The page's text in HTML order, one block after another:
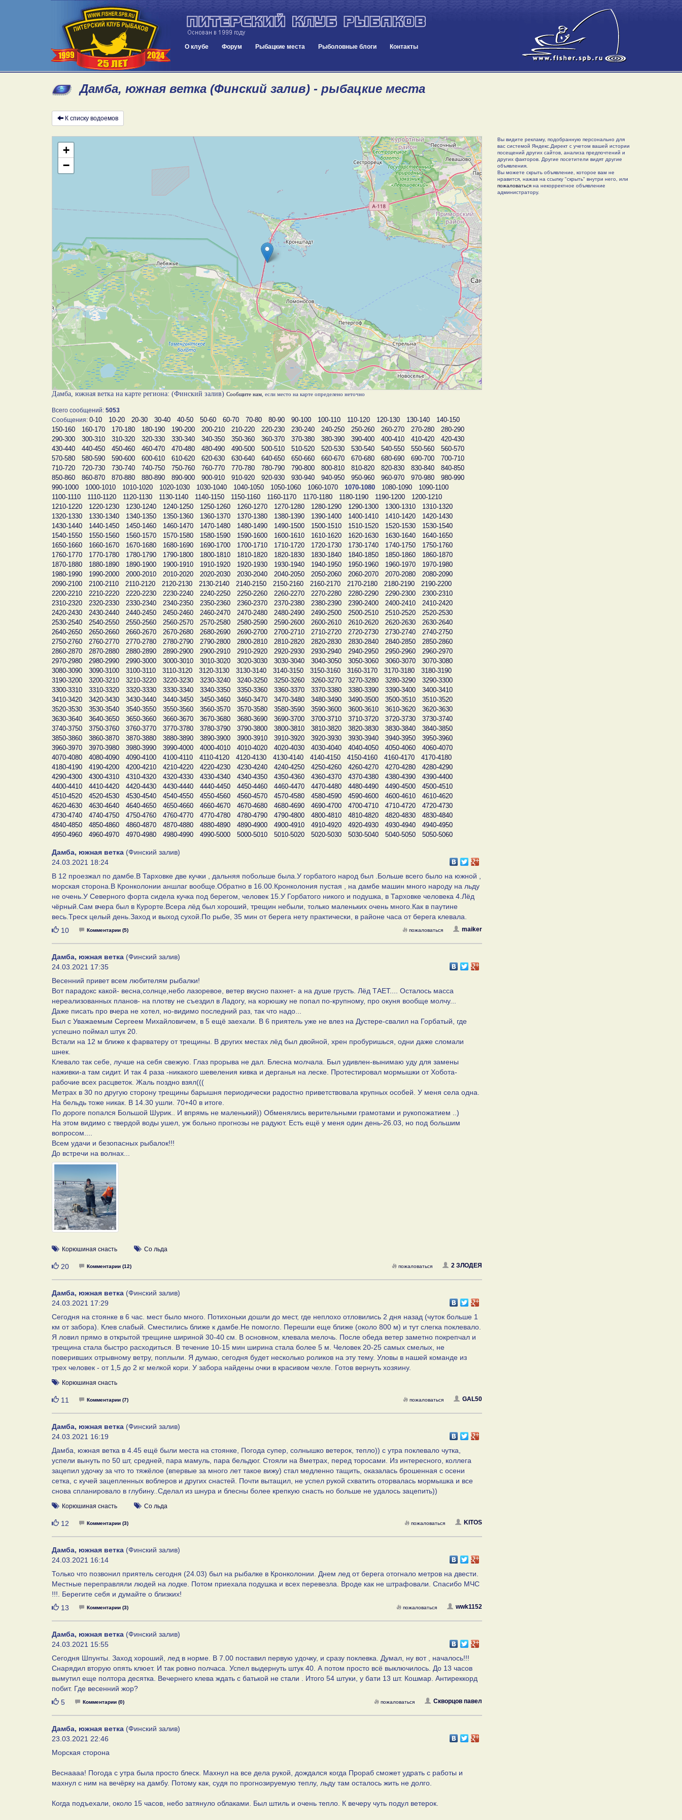
О клубе Форум Рыбацкие места Рыболовные блоги Контакты
Дамба, южная ветка (Финский залив) - рыбацкие места
К списку водоемов
+
−
Дамба, южная ветка на карте региона: (Финский залив) Сообщите нам , если место на карте определено неточно
Всего сообщений: 5053
Сообщения: 0-10 10-20 20-30 30-40 40-50 50-60 60-70 70-80 80-90 90-100 100-110 110-120 120-130 130-140
140-150
150-160
160-170 170-180 180-190 190-200 200-210 210-220 220-230 230-240 240-250 250-260 260-270 270-280
280-290
290-300
300-310 310-320 320-330 330-340 340-350 350-360 360-370 370-380 380-390 390-400 400-410 410-420
420-430
430-440
440-450 450-460 460-470 470-480 480-490 490-500 500-510 510-520 520-530 530-540 540-550 550-560
560-570
570-580
580-590 590-600 600-610 610-620 620-630 630-640 640-650 650-660 660-670 670-680 680-690 690-700
700-710
710-720
720-730 730-740 740-750 750-760 760-770 770-780 780-790 790-800 800-810 810-820 820-830 830-840
840-850
850-860
860-870 870-880 880-890 890-900 900-910 910-920 920-930 930-940 940-950 950-960 960-970 970-980
980-990
990-1000
1000-1010 1010-1020 1020-1030 1030-1040 1040-1050 1050-1060 1060-1070 1070-1080 1080-1090
1090-1100
1100-1110
1110-1120 1120-1130 1130-1140 1140-1150 1150-1160 1160-1170 1170-1180 1180-1190 1190-1200
1200-1210
1210-1220
1220-1230 1230-1240 1240-1250 1250-1260 1260-1270 1270-1280 1280-1290 1290-1300 1300-1310
1310-1320
1320-1330
1330-1340 1340-1350 1350-1360 1360-1370 1370-1380 1380-1390 1390-1400 1400-1410 1410-1420
1420-1430
1430-1440
1440-1450 1450-1460 1460-1470 1470-1480 1480-1490 1490-1500 1500-1510 1510-1520 1520-1530
1530-1540
1540-1550
1550-1560 1560-1570 1570-1580 1580-1590 1590-1600 1600-1610 1610-1620 1620-1630 1630-1640
1640-1650
1650-1660
1660-1670 1670-1680 1680-1690 1690-1700 1700-1710 1710-1720 1720-1730 1730-1740 1740-1750
1750-1760
1760-1770
1770-1780 1780-1790 1790-1800 1800-1810 1810-1820 1820-1830 1830-1840 1840-1850 1850-1860
1860-1870
1870-1880
1880-1890 1890-1900 1900-1910 1910-1920 1920-1930 1930-1940 1940-1950 1950-1960 1960-1970
1970-1980
1980-1990
1990-2000 2000-2010 2010-2020 2020-2030 2030-2040 2040-2050 2050-2060 2060-2070 2070-2080
2080-2090
2090-2100
2100-2110 2110-2120 2120-2130 2130-2140 2140-2150 2150-2160 2160-2170 2170-2180 2180-2190
2190-2200
2200-2210
2210-2220 2220-2230 2230-2240 2240-2250 2250-2260 2260-2270 2270-2280 2280-2290 2290-2300
2300-2310
2310-2320
2320-2330 2330-2340 2340-2350 2350-2360 2360-2370 2370-2380 2380-2390 2390-2400 2400-2410
2410-2420
2420-2430
2430-2440 2440-2450 2450-2460 2460-2470 2470-2480 2480-2490 2490-2500 2500-2510 2510-2520
2520-2530
2530-2540
2540-2550 2550-2560 2560-2570 2570-2580 2580-2590 2590-2600 2600-2610 2610-2620 2620-2630
2630-2640
2640-2650
2650-2660 2660-2670 2670-2680 2680-2690 2690-2700 2700-2710 2710-2720 2720-2730 2730-2740
2740-2750
2750-2760
2760-2770 2770-2780 2780-2790 2790-2800 2800-2810 2810-2820 2820-2830 2830-2840 2840-2850
2850-2860
2860-2870
2870-2880 2880-2890 2890-2900 2900-2910 2910-2920 2920-2930 2930-2940 2940-2950 2950-2960
2960-2970
2970-2980
2980-2990 2990-3000 3000-3010 3010-3020 3020-3030 3030-3040 3040-3050 3050-3060 3060-3070
3070-3080
3080-3090
3090-3100 3100-3110 3110-3120 3120-3130 3130-3140 3140-3150 3150-3160 3160-3170 3170-3180
3180-3190
3190-3200
3200-3210 3210-3220 3220-3230 3230-3240 3240-3250 3250-3260 3260-3270 3270-3280 3280-3290
3290-3300
3300-3310
3310-3320 3320-3330 3330-3340 3340-3350 3350-3360 3360-3370 3370-3380 3380-3390 3390-3400
3400-3410
3410-3420
3420-3430 3430-3440 3440-3450 3450-3460 3460-3470 3470-3480 3480-3490 3490-3500 3500-3510
3510-3520
3520-3530
3530-3540 3540-3550 3550-3560 3560-3570 3570-3580 3580-3590 3590-3600 3600-3610 3610-3620
3620-3630
3630-3640
3640-3650 3650-3660 3660-3670 3670-3680 3680-3690 3690-3700 3700-3710 3710-3720 3720-3730
3730-3740
3740-3750
3750-3760 3760-3770 3770-3780 3780-3790 3790-3800 3800-3810 3810-3820 3820-3830 3830-3840
3840-3850
3850-3860
3860-3870 3870-3880 3880-3890 3890-3900 3900-3910 3910-3920 3920-3930 3930-3940 3940-3950
3950-3960
3960-3970
3970-3980 3980-3990 3990-4000 4000-4010 4010-4020 4020-4030 4030-4040 4040-4050 4050-4060
4060-4070
4070-4080
4080-4090 4090-4100 4100-4110 4110-4120 4120-4130 4130-4140 4140-4150 4150-4160 4160-4170
4170-4180
4180-4190
4190-4200 4200-4210 4210-4220 4220-4230 4230-4240 4240-4250 4250-4260 4260-4270 4270-4280
4280-4290
4290-4300
4300-4310 4310-4320 4320-4330 4330-4340 4340-4350 4350-4360 4360-4370 4370-4380 4380-4390
4390-4400
4400-4410
4410-4420 4420-4430 4430-4440 4440-4450 4450-4460 4460-4470 4470-4480 4480-4490 4490-4500
4500-4510
4510-4520
4520-4530 4530-4540 4540-4550 4550-4560 4560-4570 4570-4580 4580-4590 4590-4600 4600-4610
4610-4620
4620-4630
4630-4640 4640-4650 4650-4660 4660-4670 4670-4680 4680-4690 4690-4700 4700-4710 4710-4720
4720-4730
4730-4740
4740-4750 4750-4760 4760-4770 4770-4780 4780-4790 4790-4800 4800-4810 4810-4820 4820-4830
4830-4840
4840-4850
4850-4860 4860-4870 4870-4880 4880-4890 4890-4900 4900-4910 4910-4920 4920-4930 4930-4940
4940-4950
4950-4960
4960-4970 4970-4980 4980-4990 4990-5000 5000-5010 5010-5020 5020-5030 5030-5040 5040-5050 5050-5060
Дамба, южная ветка (Финский залив)
24.03.2021 18:24
В 12 проезжал по дамбе.В Тарховке две кучки , дальняя побольше была.У горбатого народ был .Больше всего было на южной ,
морская сторона.В Кронколонии аншлаг вообще.Обратно в 16.00.Кронколония пустая , на дамбе машин много народу на льду
не очень.У Северного форта сидела кучка под берегом, человек 15.У Горбатого никого и подушка, в Тарховке человека 4.Лёд
чёрный.Сам вчера был в Курорте.Всера лёд был хороший, трещин небыли, только маленьких очень много.Как в паутине
весь.Треск целый день.Заход и выход сухой.По рыбе, 35 мин от берега нету практически, в районе часа от берега клевала.
Нравится
10 Комментарии (5) maiker
пожаловаться
Дамба, южная ветка (Финский залив)
24.03.2021 17:35
Весенний привет всем любителям рыбалки!
Вот парадокс какой- весна,солнце,небо лазоревое, ветер вкусно пахнет- а на душе грусть. Лёд ТАЕТ.... Осталось масса
нереализованных планов- на плотву не съездил в Ладогу, на корюшку не попал по-крупному, про окуня вообще молчу...
Даже писать про вчера не хотел, но-видимо последний раз, так что надо...
Был с Уважаемым Сергеем Михайловичем, в 5 ещё заехали. В 6 приятель уже не влез на Дустере-свалил на Горбатый, где
успешно поймал штук 20.
Встали на 12 м ближе к фарватеру от трещины. В других местах лёд был двойной, хрен пробуришься, одни даже сломали
шнек.
Клевало так себе, лучше на себя свежую. Глаз прорыва не дал. Блесна молчала. Был удивлен-вынимаю уду для замены
наживки-а там сидит. И так 4 раза -никакого шевеления кивка и дерганья на леске. Протестировал мормышки от Хобота-
рабочие всех расцветок. Жаль поздно взял(((
Метрах в 30 по другую сторону трещины барышня периодически радостно приветствовала крупных особей. У меня села одна.
На бельдь тоже никак. В 14.30 ушли. 70+40 в итоге.
По дороге попался Большой Шурик.. И впрямь не маленький)) Обменялись верительными грамотами и рукопожатием ..)
На этом видимо с твердой воды ушел, уж больно прогнозы не радуют. Есть ещё у меня один день-26.03, но под большим
вопросом....
Всем удачи и безопасных рыбалок!!!
До встречи на волнах...
Корюшиная снасть Со льда
Нравится
20 Комментарии (12) 2 ЗЛОДЕЯ
пожаловаться
Дамба, южная ветка (Финский залив)
24.03.2021 17:29
Сегодня на стоянке в 6 час. мест было много. Потихоньки дошли до мест, где неплохо отловились 2 дня назад (чуток больше 1
км от забора). Клев слабый. Сместились ближе к дамбе.Не помогло. Перешли еще ближе (около 800 м) и тут слегка поклевало.
Я ловил прямо в открытой трещине шириной 30-40 см. В основном, клевала мелочь. После обеда ветер заметно покрепчал и
трещина стала быстро расходиться. В течение 10-15 мин ширина стала более 5 м. Человек 20-25 самых смелых, не
поверивших отрывному ветру, поплыли. Я думаю, сегодня будет несколько роликов на эту тему. Уловы в нашей команде из
трех человек - от 1,5 до 2 кг мелкой кори. У забора найдены очки в красивом чехле. Готов вернуть хозяину.
Корюшиная снасть
Нравится
11 Комментарии (7) GAL50
пожаловаться
Дамба, южная ветка (Финский залив)
24.03.2021 16:19
Дамба, южная ветка в 4.45 ещё были места на стоянке, Погода супер, солнышко ветерок, тепло)) с утра поклевало чутка,
успели вынуть по 50 шт, средней, пара мамуль, пара бельдюг. Стояли на 8метрах, перед торосами. Из интересного, коллега
зацепил удочку за что то тяжёлое (впервые за много лет такое вижу) стал медленно тащить, оказалась брошенная с осени
сетка, с кучей зацепленных воблеров и других снастей. Почти вытащил, не успел рукой схватить оторвалась мормышка и все
снова спланировало в глубину..Сделал из шнура и блесны более крепкую снасть но больше не удалось зацепить))
Корюшиная снасть Со льда
Нравится
12 Комментарии (3) KITOS
пожаловаться
Дамба, южная ветка (Финский залив)
24.03.2021 16:14
Только что позвонил приятель сегодня (24.03) был на рыбалке в Кронколонии. Днем лед от берега отогнало метров на двести.
Местные переправляли людей на лодке. Потом приехала подушка и всех перевезла. Вроде как не штрафовали. Спасибо МЧС
!!!. Берегите себя и думайте о близких!
Нравится
13 Комментарии (3) wwk1152
пожаловаться
Дамба, южная ветка (Финский залив)
24.03.2021 15:55
Сегодня Шпунты. Заход хороший, лед в норме. В 7.00 поставил первую удочку, и сразу поклевка. Думал, ну вот , началось!!!
Снарядил вторую опять клюет. И так ровно полчаса. Успел выдернуть штук 40. А потом просто всё выключилось. До 13 часов
вымутил еще полтора десятка. Вечернего клева ждать с батькой не стали . Итого 54 штуки, у бати 13 шт. Кошмар. Антиреккорд
побит. Где весенний жор?
Нравится
5 Комментарии (0) Скворцов павел
пожаловаться
Дамба, южная ветка (Финский залив)
23.03.2021 22:46
Морская сторона
Веснаааа! Погода с утра была просто блеск. Махнул на все дела рукой, дождался когда Прораб сможет удрать с работы и
махнул с ним на вечёрку на дамбу. Потому как, судя по прогнозируемую теплу, льду там осталось жить не долго.
Когда подъехали, около 15 часов, небо затянуло облаками. Был штиль и очень тепло. К вечеру чуть подул ветерок.
Вы видите рекламу, подобранную персонально для
вас системой Яндекс.Директ с учетом вашей истории
посещений других сайтов, анализа предпочтений и
других факторов. Другие посетители видят другие
объявления.
Вы можете скрыть объявление, которое вам не
нравится, нажав на ссылку "скрыть" внутри него, или
пожаловатьсяна некорректное объявление
администратору.